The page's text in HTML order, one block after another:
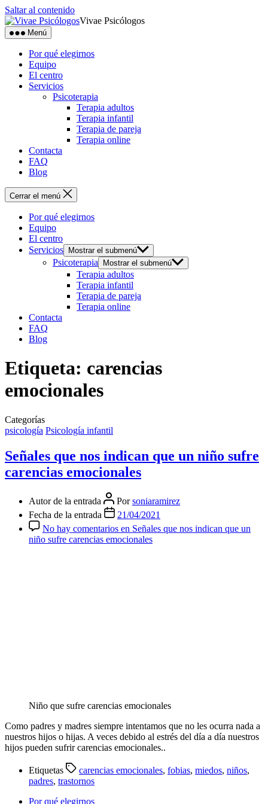
Saltar al contenido
Vivae Psicólogos
Menú
Por qué elegirnos
Equipo
El centro
Servicios
Psicoterapia
Terapia adultos
Terapia infantil
Terapia de pareja
Terapia online
Contacta
FAQ
Blog
Cerrar el menú
Por qué elegirnos
Equipo
El centro
Servicios
Mostrar el submenú
Psicoterapia Mostrar el submenú
Terapia adultos
Terapia infantil
Terapia de pareja
Terapia online
Contacta
FAQ
Blog
Etiqueta: carencias
emocionales
Categorías
psicología Psicología infantil
Señales que nos indican que un niño sufre
carencias emocionales
Autor de la entrada Porsoniaramirez
Fecha de la entrada
21/04/2021
No hay comentarios en Señales que nos indican que un
niño sufre carencias emocionales
Niño que sufre carencias emocionales
Como padres y madres siempre intentamos que no les ocurra nada a
nuestros hijos o hijas. A veces debido al estrés del día a día nuestros
hijos pueden sufrir carencias emocionales..
Etiquetas carencias emocionales, fobias, miedos, niños,
padres, trastornos
Por qué elegirnos